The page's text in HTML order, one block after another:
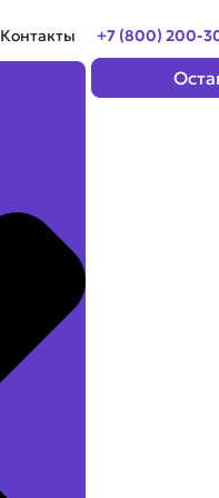
Контакты +7 (800) 200-